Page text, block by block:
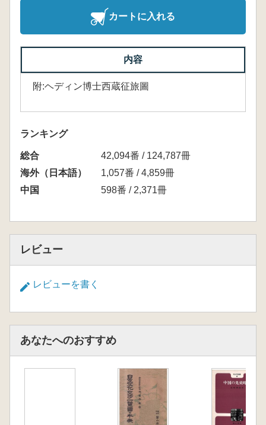
カートに入れる
内容
附:ヘディン博士西蔵征旅圖
ランキング
総合
42,094番 / 124,787冊
海外（日本語）
1,057番 / 4,859冊
中国
598番 / 2,371冊
レビュー
レビューを書く
あなたへのおすすめ